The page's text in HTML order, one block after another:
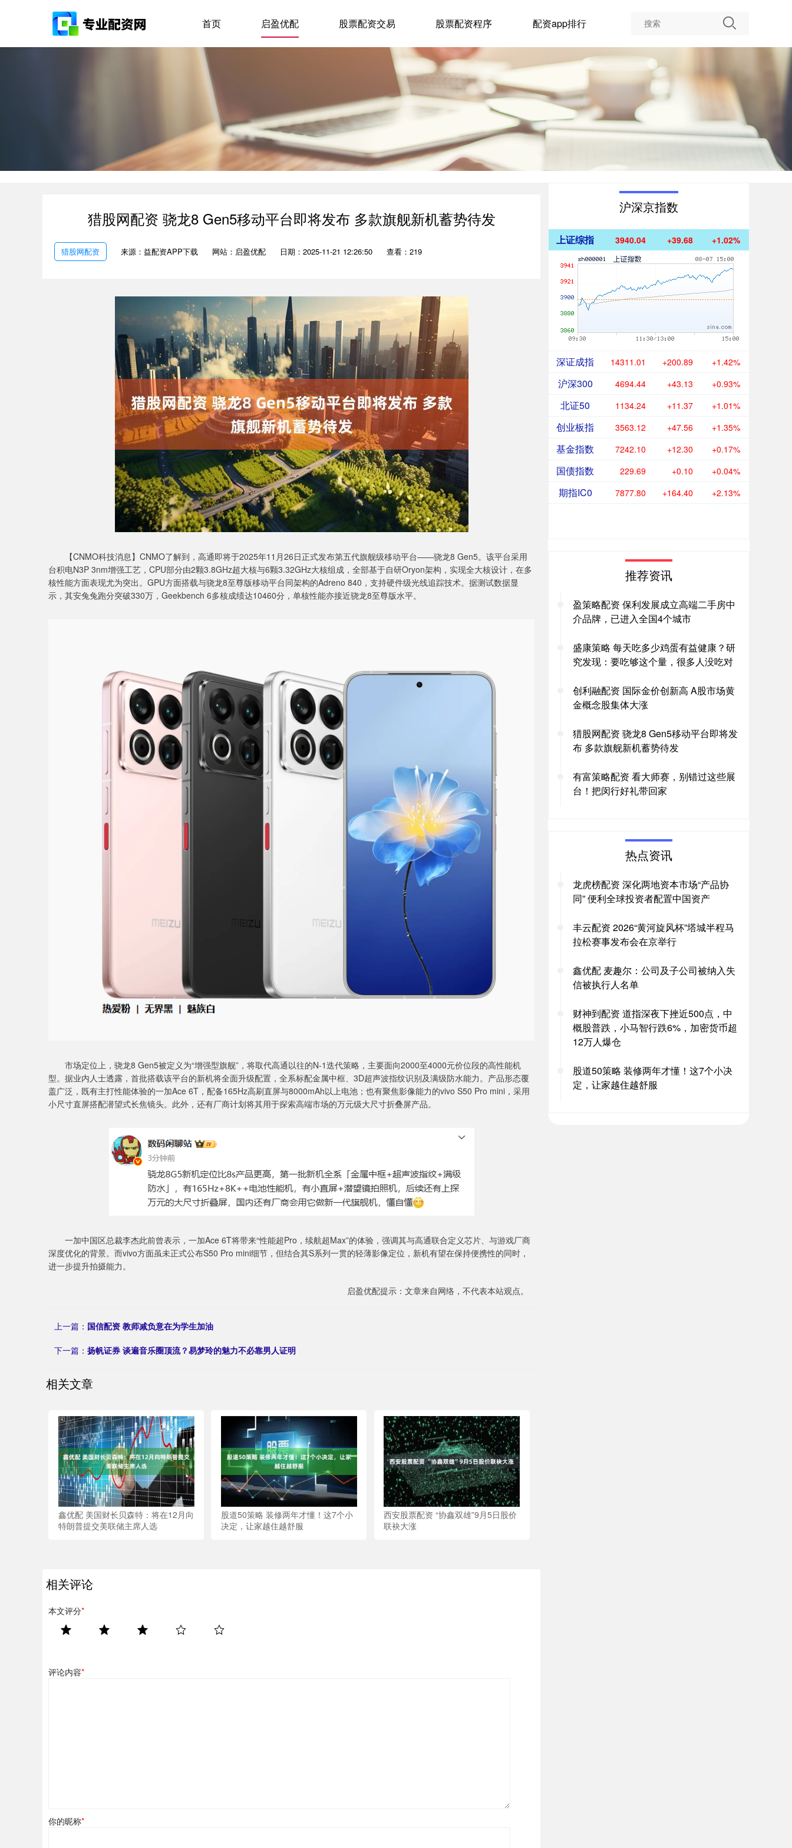
首页 启盈优配 股票配资交易 股票配资程序 配资app排行
猎股网配资 骁龙8 Gen5移动平台即将发布 多款旗舰新机蓄势待发
猎股网配资 来源：益配资APP下载 网站：启盈优配 日期：2025-11-21 12:26:50 查看：219
【CNMO科技消息】CNMO了解到，高通即将于2025年11月26日正式发布第五代旗舰级移动平台——骁龙8 Gen5。该平台采用
台积电N3P 3nm增强工艺，CPU部分由2颗3.8GHz超大核与6颗3.32GHz大核组成，全部基于自研Oryon架构，实现全大核设计，在多
核性能方面表现尤为突出。GPU方面搭载与骁龙8至尊版移动平台同架构的Adreno 840，支持硬件级光线追踪技术。据测试数据显
示，其安兔兔跑分突破330万，Geekbench 6多核成绩达10460分，单核性能亦接近骁龙8至尊版水平。
市场定位上，骁龙8 Gen5被定义为“增强型旗舰”，将取代高通以往的N-1迭代策略，主要面向2000至4000元价位段的高性能机
型。据业内人士透露，首批搭载该平台的新机将全面升级配置，全系标配金属中框、3D超声波指纹识别及满级防水能力。产品形态覆
盖广泛，既有主打性能体验的一加Ace 6T，配备165Hz高刷直屏与8000mAh以上电池；也有聚焦影像能力的vivo S50 Pro mini，采用
小尺寸直屏搭配潜望式长焦镜头。此外，还有厂商计划将其用于探索高端市场的万元级大尺寸折叠屏产品。
一加中国区总裁李杰此前曾表示，一加Ace 6T将带来“性能超Pro，续航超Max”的体验，强调其与高通联合定义芯片、与游戏厂商
深度优化的背景。而vivo方面虽未正式公布S50 Pro mini细节，但结合其S系列一贯的轻薄影像定位，新机有望在保持便携性的同时，
进一步提升拍摄能力。
启盈优配提示：文章来自网络，不代表本站观点。
上一篇： 国信配资 教师减负意在为学生加油
下一篇： 扬帆证券 谈遍音乐圈顶流？易梦玲的魅力不必靠男人证明
相关文章
鑫优配 美国财长贝森特：将在12月向
特朗普提交美联储主席人选
股道50策略 装修两年才懂！这7个小
决定，让家越住越舒服
西安股票配资 “协鑫双雄”9月5日股价
联袂大涨
相关评论
本文评分*
评论内容*
你的昵称*
沪深京指数
上证综指 3940.04 +39.68 +1.02%
深证成指 14311.01 +200.89 +1.42%
沪深300 4694.44 +43.13 +0.93%
北证50 1134.24 +11.37 +1.01%
创业板指 3563.12 +47.56 +1.35%
基金指数 7242.10 +12.30 +0.17%
国债指数 229.69 +0.10 +0.04%
期指IC0 7877.80 +164.40 +2.13%
推荐资讯
盈策略配资 保利发展成立高端二手房中
介品牌，已进入全国4个城市
盛康策略 每天吃多少鸡蛋有益健康？研
究发现：要吃够这个量，很多人没吃对
创利融配资 国际金价创新高 A股市场黄
金概念股集体大涨
猎股网配资 骁龙8 Gen5移动平台即将发
布 多款旗舰新机蓄势待发
有富策略配资 看大师赛，别错过这些展
台！把闵行好礼带回家
热点资讯
龙虎榜配资 深化两地资本市场“产品协
同” 便利全球投资者配置中国资产
丰云配资 2026“黄河旋风杯”塔城半程马
拉松赛事发布会在京举行
鑫优配 麦趣尔：公司及子公司被纳入失
信被执行人名单
财神到配资 道指深夜下挫近500点，中
概股普跌，小马智行跌6%，加密货币超
12万人爆仓
股道50策略 装修两年才懂！这7个小决
定，让家越住越舒服